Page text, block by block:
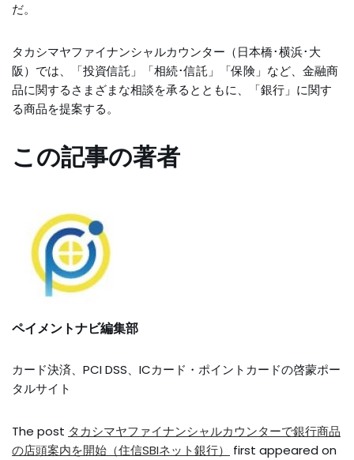
だ。
タカシマヤファイナンシャルカウンター（日本橋･横浜･大
阪）では、「投資信託」「相続･信託」「保険」など、金融商
品に関するさまざまな相談を承るとともに、「銀行」に関す
る商品を提案する。
この記事の著者
ペイメントナビ編集部
カード決済、PCI DSS、ICカード・ポイントカードの啓蒙ポー
タルサイト
The post タカシマヤファイナンシャルカウンターで銀行商品
の店頭案内を開始（住信SBIネット銀行）
first appeared on